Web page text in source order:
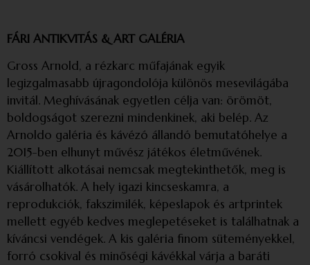
FÁRI ANTIKVITÁS & ART GALÉRIA
Gross Arnold, a rézkarc műfajának egyik
legizgalmasabb újragondolója különös mesevilágába
invitál. Meghívásának egyetlen célja van: örömöt,
boldogságot szerezni mindenkinek, aki belép. Az
Arnoldo galéria és kávézó állandó bemutatóhelye a
2015-ben elhunyt művész játékos életművének.
Kiállított alkotásai nemcsak megtekinthetők, meg is
vásárolhatók. A hely igazi kincseskamra, a
reprodukciók, fakszimilék, képeslapok és artprintek
mellett egyéb kedves meglepetéseket is találhatnak a
kíváncsi vendégek. A kis galéria finom süteményekkel,
forró csokival és minőségi kávékkal várja a baráti